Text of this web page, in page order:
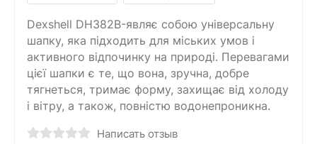
Dexshell DH382B-являє собою універсальну
шапку, яка підходить для міських умов і
активного відпочинку на природі. Перевагами
цієї шапки є те, що вона, зручна, добре
тягнеться, тримає форму, захищає від холоду
і вітру, а також, повністю водонепроникна.
Написать отзыв